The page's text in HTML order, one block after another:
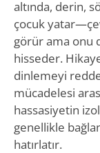
altında, derin,
çocuk
görür ama onu
hisseder.
dinlemeyi
mücadelesi
hassasiyetin
genellikle
hatırlatır.